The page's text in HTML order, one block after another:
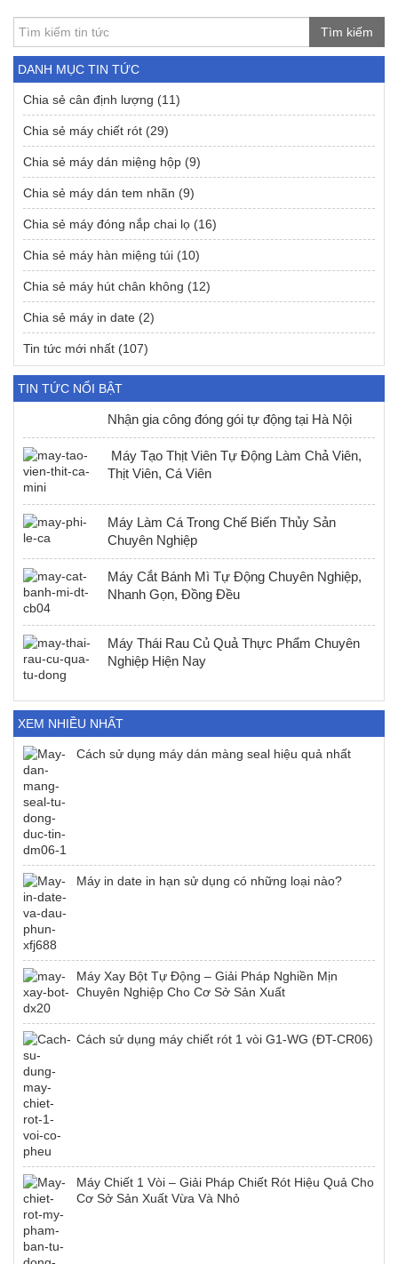
Tìm kiếm
DANH MỤC TIN TỨC
Chia sẻ cân định lượng (11)
Chia sẻ máy chiết rót (29)
Chia sẻ máy dán miệng hộp (9)
Chia sẻ máy dán tem nhãn (9)
Chia sẻ máy đóng nắp chai lọ (16)
Chia sẻ máy hàn miệng túi (10)
Chia sẻ máy hút chân không (12)
Chia sẻ máy in date (2)
Tin tức mới nhất (107)
TIN TỨC NỔI BẬT
Nhận gia công đóng gói tự động tại Hà Nội
Máy Tạo Thịt Viên Tự Động Làm Chả Viên,
Thịt Viên, Cá Viên
Máy Làm Cá Trong Chế Biến Thủy Sản
Chuyên Nghiệp
Máy Cắt Bánh Mì Tự Động Chuyên Nghiệp,
Nhanh Gọn, Đồng Đều
Máy Thái Rau Củ Quả Thực Phẩm Chuyên
Nghiệp Hiện Nay
XEM NHIỀU NHẤT
Cách sử dụng máy dán màng seal hiệu quả nhất
Máy in date in hạn sử dụng có những loại nào?
Máy Xay Bột Tự Động – Giải Pháp Nghiền Mịn
Chuyên Nghiệp Cho Cơ Sở Sản Xuất
Cách sử dụng máy chiết rót 1 vòi G1-WG (ĐT-CR06)
Máy Chiết 1 Vòi – Giải Pháp Chiết Rót Hiệu Quả Cho
Cơ Sở Sản Xuất Vừa Và Nhỏ